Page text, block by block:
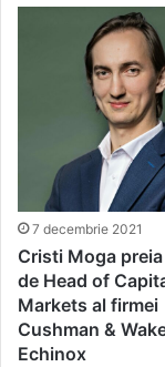
7 decembrie 2021
Cristi Moga
de Head of
Markets al firmei
Cushman &
Echinox